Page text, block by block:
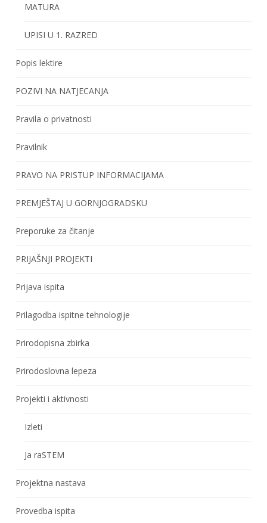
MATURA
UPISI U 1. RAZRED
Popis lektire
POZIVI NA NATJECANJA
Pravila o privatnosti
Pravilnik
PRAVO NA PRISTUP INFORMACIJAMA
PREMJEŠTAJ U GORNJOGRADSKU
Preporuke za čitanje
PRIJAŠNJI PROJEKTI
Prijava ispita
Prilagodba ispitne tehnologije
Prirodopisna zbirka
Prirodoslovna lepeza
Projekti i aktivnosti
Izleti
Ja raSTEM
Projektna nastava
Provedba ispita